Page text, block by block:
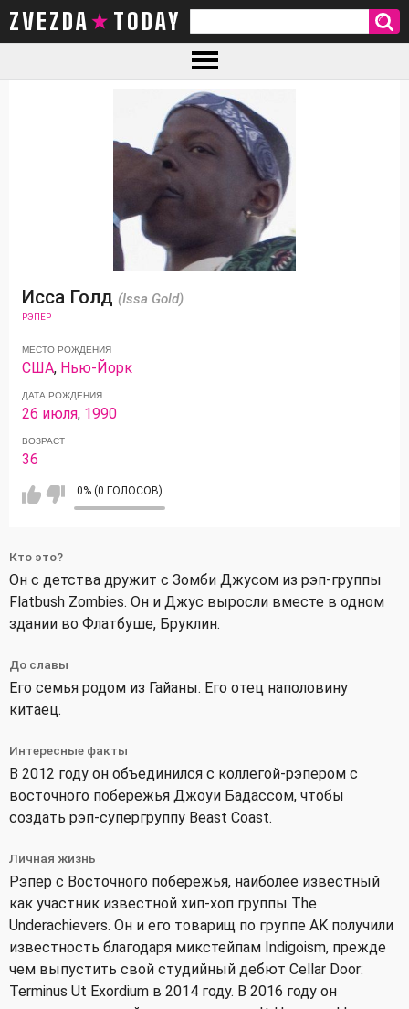
ZVEZDA TODAY
Исса Голд (Issa Gold)
РЭПЕР
МЕСТО РОЖДЕНИЯ
США, Нью-Йорк
ДАТА РОЖДЕНИЯ
26 июля, 1990
ВОЗРАСТ
36
0% (0 ГОЛОСОВ)
Кто это?
Он с детства дружит с Зомби Джусом из рэп-группы
Flatbush Zombies. Он и Джус выросли вместе в одном
здании во Флатбуше, Бруклин.
До славы
Его семья родом из Гайаны. Его отец наполовину
китаец.
Интересные факты
В 2012 году он объединился с коллегой-рэпером с
восточного побережья Джоуи Бадассом, чтобы
создать рэп-супергруппу Beast Coast.
Личная жизнь
Рэпер с Восточного побережья, наиболее известный
как участник известной хип-хоп группы The
Underachievers. Он и его товарищ по группе AK получили
известность благодаря микстейпам Indigoism, прежде
чем выпустить свой студийный дебют Cellar Door:
Terminus Ut Exordium в 2014 году. В 2016 году он